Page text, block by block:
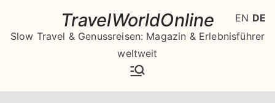
springen
TravelWorldOnline
Slow Travel & Genussreisen: Magazin & Erlebnisführer
weltweit
EN DE